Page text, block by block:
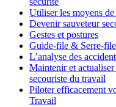
Utiliser les moyens
Devenir sauveteur
Gestes et postures
Guide-file & Serre-file
L’analyse des
Maintenir et actualiser
secouriste du travail
Piloter efficacement
Travail